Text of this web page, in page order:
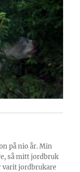
på nio år. Min
så mitt jordbruk
varit jordbrukare